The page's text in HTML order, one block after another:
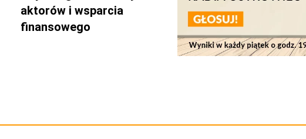
aktorów i wsparcia
finansowego